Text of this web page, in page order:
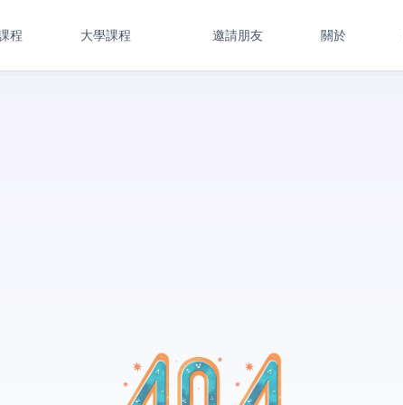
程 大學課程 邀請朋友 關於